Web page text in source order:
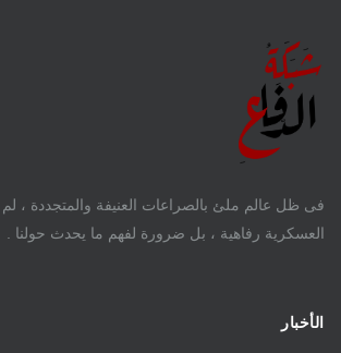
فى ظل عالم ملئ بالصراعات العنيفة والمتجددة ، لم
العسكرية رفاهية ، بل ضرورة لفهم ما يحدث حولنا .
الأخبار